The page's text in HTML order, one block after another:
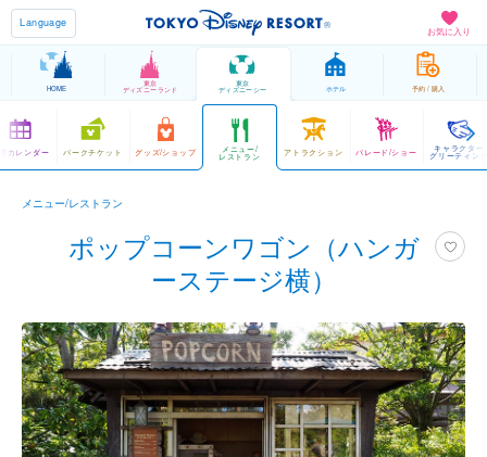
お気に入り
Language
HOME
東京
ディズニーランド
東京
ディズニーシー ホテル 予約 / 購入
カレンダー パークチケット グッズ/ショップ メニュー/
レストラン アトラクション パレード/ショー キャラクター
グリーティング
メニュー/レストラン
ポップコーンワゴン（ハンガ
ーステージ横）